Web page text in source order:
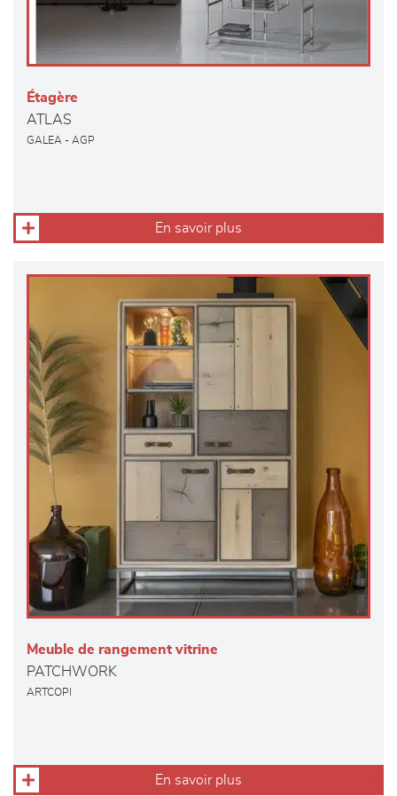
Étagère
ATLAS
GALEA - AGP
En savoir plus
Meuble de rangement vitrine
PATCHWORK
ARTCOPI
En savoir plus